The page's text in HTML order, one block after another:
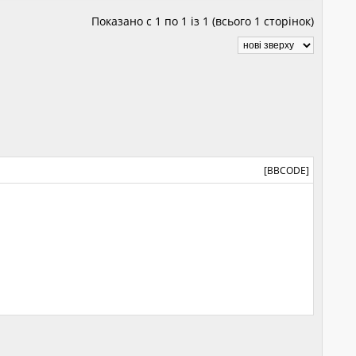
Показано с 1 по 1 із 1 (всього 1 сторінок)
[BBCODE]